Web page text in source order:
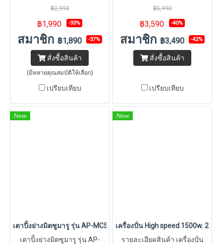
฿2,990
฿1,990 -33%
สมาชิก ฿1,890 -37%
สั่งซื้อสินค้า
(มีหลายคุณสมบัติให้เลือก)
เปรียบเทียบ
฿5,990
฿3,590 -40%
สมาชิก ฿3,490 -42%
สั่งซื้อสินค้า
เปรียบเทียบ
New
เตาปิ้งย่างมิตซูมารู รุ่น AP-MC55
เตาปิ้งย่างมิตซูมารู รุ่น AP-
New
เครื่องปั่น High speed 1500w. 2ลิต
รายละเอียดสินค้า เครื่องปั่น